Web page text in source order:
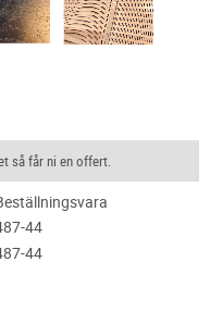
så får ni en offert.
44
44